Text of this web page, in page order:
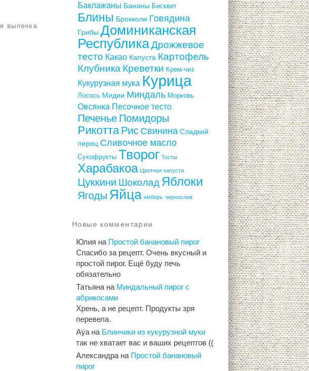
выпечка
Баклажаны Бананы Бисквит
Блины Брокколи Говядина
Грибы Доминиканская
РеспубликаДрожжевое
тесто Какао Капуста Картофель
Клубника Креветки Крем-чиз
Кукурузная мука Курица
Лосось Мидии Миндаль Морковь
Овсянка Песочное тесто
Печенье Помидоры
Рикотта Рис Свинина Сладкий
перец Сливочное масло
Сухофрукты Творог Тосты
Харабакоа Цветная капуста
Цуккини Шоколад Яблоки
Ягоды Яйца имбирь чернослив
Новые комментарии
Юлия на Простой банановый пирог
Спасибо за рецепт. Очень вкусный и
простой пирог. Ещё буду печь
обязательно
Татьяна на Миндальный пирог с
абрикосами
Хрень, а не рецепт. Продукты зря
перевела.
Aÿa на Блинчики из кукурузной муки
так не хватает вас и ваших рецептов ((
Александра на Простой банановый
пирог